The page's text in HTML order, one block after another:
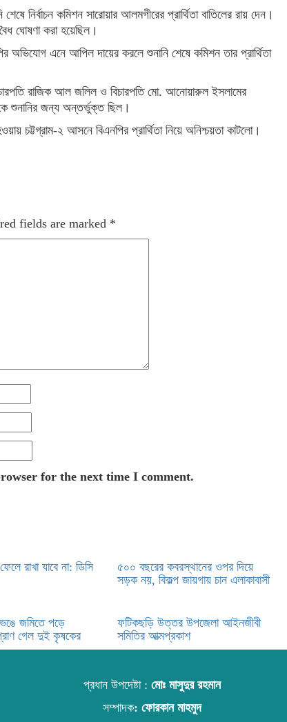
নির্বাচন কমিশন সারোয়ার আলমগীরের প্রার্থিতা বাতিলের রায় দেন।
ঘোষণা করা হয়েছিল।
অভিযোগ এনে আপিল দায়ের করলে শুনানি শেষে কমিশন তার প্রার্থিতা
রাজিক আল জলিল ও বিচারপতি মো. আনোয়ারুল ইসলামের
শুনানির জন্য অন্তর্ভুক্ত ছিল।
চট্টগ্রাম-২ আসনে বিএনপির প্রার্থিতা নিয়ে অনিশ্চয়তা কাটলো।
fields are marked *
for the next time I comment.
রাখা যাবে না: ডিসি
৫০০ বছরের কবরস্থানের ওপর দিয়ে
সড়ক নয়, বিকল্প জায়গায় চান এলাকাবাসী
জমিতে পড়ে
গেল দুই কৃষকের
ফটিকছড়ি উত্তর উপজেলা আইনজীবী
সমিতির আত্মপ্রকাশ
প্রধান উপদেষ্টা : মোঃ মাসুদুর রহমান
সম্পাদক: ফোরকান মাহমুদ